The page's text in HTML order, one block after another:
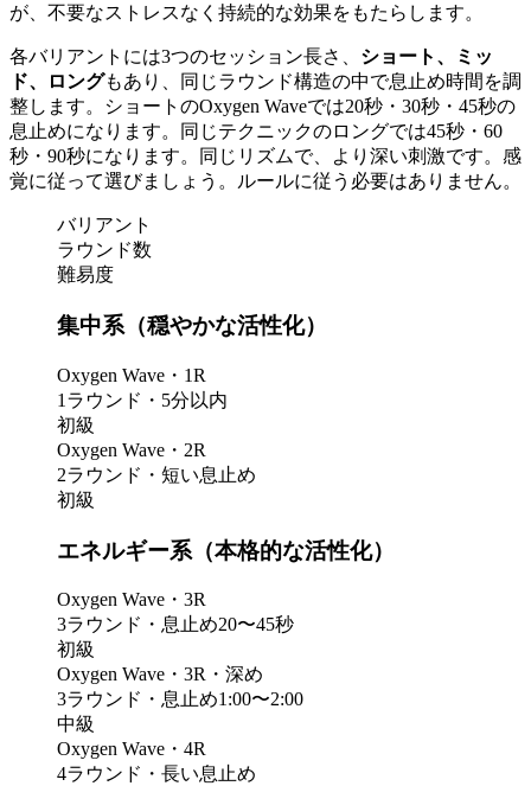
が、不要なストレスなく持続的な効果をもたらします。
各バリアントには3つのセッション長さ、 ショート、ミッ
ド、ロングもあり、同じラウンド構造の中で息止め時間を調
整します。ショートのOxygen Waveでは20秒・30秒・45秒の
息止めになります。同じテクニックのロングでは45秒・60
秒・90秒になります。同じリズムで、より深い刺激です。感
覚に従って選びましょう。ルールに従う必要はありません。
バリアント
ラウンド数
難易度
集中系（穏やかな活性化）
Oxygen Wave・1R
1ラウンド・5分以内
初級
Oxygen Wave・2R
2ラウンド・短い息止め
初級
エネルギー系（本格的な活性化）
Oxygen Wave・3R
3ラウンド・息止め20〜45秒
初級
Oxygen Wave・3R・深め
3ラウンド・息止め1:00〜2:00
中級
Oxygen Wave・4R
4ラウンド・長い息止め